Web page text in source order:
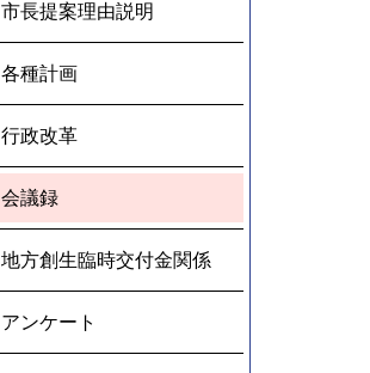
市長提案理由説明
各種計画
行政改革
会議録
地方創生臨時交付金関係
アンケート